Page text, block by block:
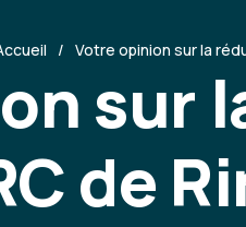
Votre opinion sur la
sur
de